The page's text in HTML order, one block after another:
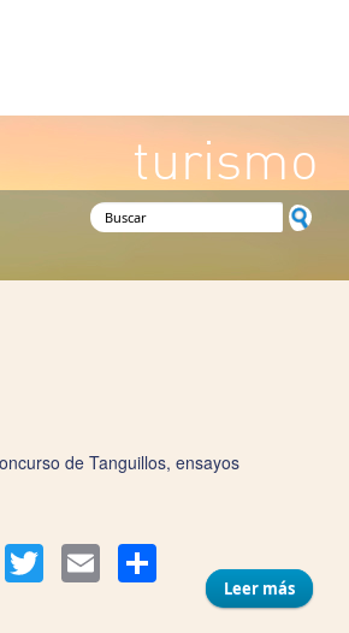
turismo
Formulario de búsqueda
de Tanguillos, ensayos
Twitter Email Compartir
Leer más